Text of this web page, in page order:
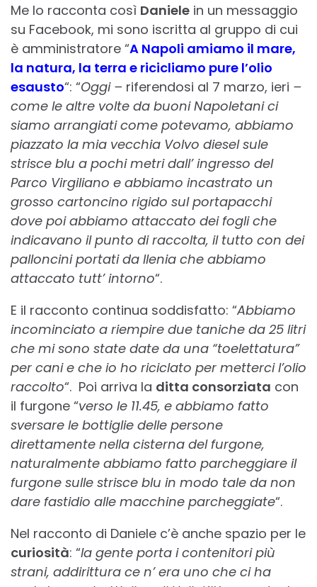
Me lo racconta così Daniele in un messaggio
su Facebook, mi sono iscritta al gruppo di cui
è amministratore “A Napoli amiamo il mare,
la natura, la terra e ricicliamo pure l’olio
esausto“: “Oggi – riferendosi al 7 marzo, ieri –
come le altre volte da buoni Napoletani ci
siamo arrangiati come potevamo, abbiamo
piazzato la mia vecchia Volvo diesel sule
strisce blu a pochi metri dall’ ingresso del
Parco Virgiliano e abbiamo incastrato un
grosso cartoncino rigido sul portapacchi
dove poi abbiamo attaccato dei fogli che
indicavano il punto di raccolta, il tutto con dei
palloncini portati da Ilenia che abbiamo
attaccato tutt’ intorno“.
E il racconto continua soddisfatto: “Abbiamo
incominciato a riempire due taniche da 25 litri
che mi sono state date da una “toelettatura”
per cani e che io ho riciclato per metterci l’olio
raccolto“. Poi arriva la ditta consorziata con
il furgone “verso le 11.45, e abbiamo fatto
sversare le bottiglie delle persone
direttamente nella cisterna del furgone,
naturalmente abbiamo fatto parcheggiare il
furgone sulle strisce blu in modo tale da non
dare fastidio alle macchine parcheggiate“.
Nel racconto di Daniele c’è anche spazio per le
curiosità: “la gente porta i contenitori più
strani, addirittura ce n’ era uno che ci ha